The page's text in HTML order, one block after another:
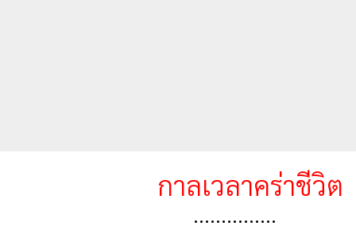
กาลเวลาคร่าชีวิต
……………